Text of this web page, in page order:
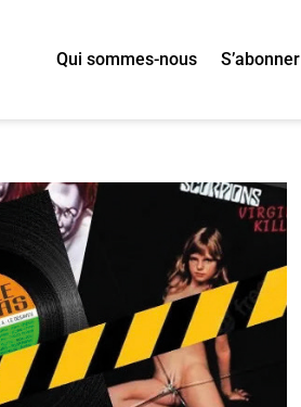
Qui sommes-nous S’abonner